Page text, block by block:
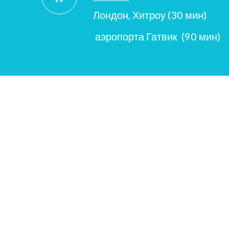
Лондон, Хитроу (30 мин)
аэропорта Гатвик (90 мин)